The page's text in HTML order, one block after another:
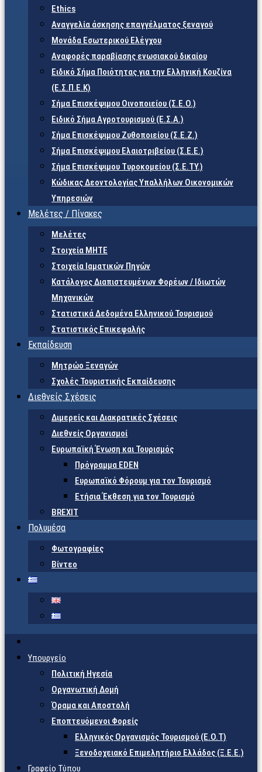
Ethics
Αναγγελία άσκησης επαγγέλματος ξεναγού
Μονάδα Εσωτερικού Ελέγχου
Αναφορές παραβίασης ενωσιακού δικαίου
Ειδικό Σήμα Ποιότητας για την Ελληνική Κουζίνα
(Ε.Σ.Π.Ε.Κ)
Σήμα Επισκέψιμου Οινοποιείου (Σ.Ε.Ο.)
Ειδικό Σήμα Αγροτουρισμού (Ε.Σ.Α.)
Σήμα Επισκέψιμου Ζυθοποιείου (Σ.Ε.Ζ.)
Σήμα Επισκέψιμου Ελαιοτριβείου (Σ.Ε.Ε.)
Σήμα Επισκέψιμου Τυροκομείου (Σ.Ε.TY.)
Κώδικας Δεοντολογίας Υπαλλήλων Οικονομικών
Υπηρεσιών
Μελέτες / Πίνακες
Μελέτες
Στοιχεία ΜΗΤΕ
Στοιχεία Ιαματικών Πηγών
Κατάλογος Διαπιστευμένων Φορέων / Ιδιωτών
Μηχανικών
Στατιστικά Δεδομένα Ελληνικού Τουρισμού
Στατιστικός Επικεφαλής
Εκπαίδευση
Μητρώο Ξεναγών
Σχολές Τουριστικής Εκπαίδευσης
Διεθνείς Σχέσεις
Διμερείς και Διακρατικές Σχέσεις
Διεθνείς Οργανισμοί
Ευρωπαϊκή Ένωση και Τουρισμός
Πρόγραμμα EDEN
Ευρωπαϊκό Φόρουμ για τον Τουρισμό
Ετήσια Έκθεση για τον Τουρισμό
BREXIT
Πολυμέσα
Φωτογραφίες
Βίντεο
Υπουργείο
Πολιτική Ηγεσία
Οργανωτική Δομή
Όραμα και Αποστολή
Εποπτευόμενοι Φορείς
Eλληνικός Οργανισμός Τουρισμού (Ε.Ο.Τ)
Ξενοδοχειακό Επιμελητήριο Ελλάδος (Ξ.Ε.Ε.)
Γραφείο Τύπου